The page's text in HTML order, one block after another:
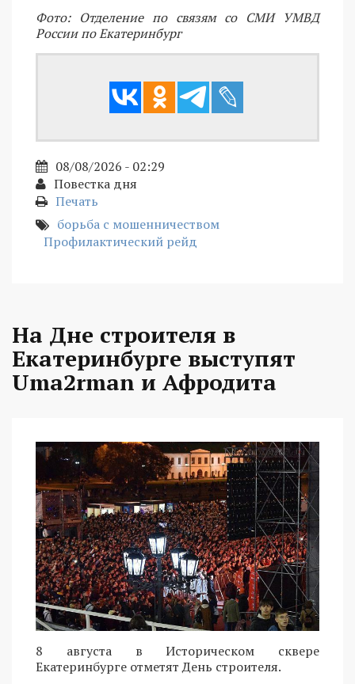
Фото: Отделение по связям со СМИ УМВД
России по Екатеринбург
08/08/2026 - 02:29
Повестка дня
Печать
борьба с мошенничеством
Профилактический рейд
На Дне строителя в
Екатеринбурге выступят
Uma2rman и Афродита
8 августа в Историческом сквере
Екатеринбурге отметят День строителя.